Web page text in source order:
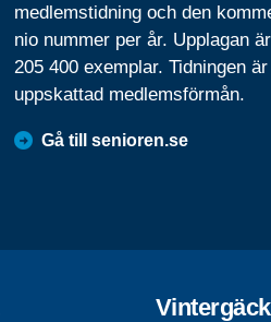
medlemstidning och den
nio nummer per år. Upplagan
205 400 exemplar. Tidningen
uppskattad medlemsförmån.
Gå till senioren.se